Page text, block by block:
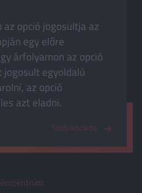
opció jogosultja az
egy előre
árfolyamon az opció
egyoldalú
az opció
azt eladni.
Több kisokos